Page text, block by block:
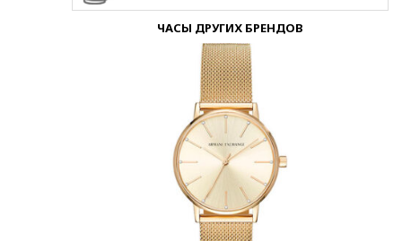
ЧАСЫ ДРУГИХ БРЕНДОВ